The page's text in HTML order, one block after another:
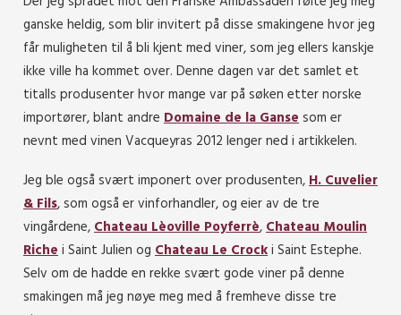
ganske heldig, som blir invitert på disse smakingene hvor jeg
får muligheten til å bli kjent med viner, som jeg ellers kanskje
ikke ville ha kommet over. Denne dagen var det samlet et
titalls produsenter hvor mange var på søken etter norske
importører, blant andre Domaine de la Gansesom er
nevnt med vinen Vacqueyras 2012 lenger ned i artikkelen.
Jeg ble også svært imponert over produsenten,H. Cuvelier
& Fils,som også er vinforhandler, og eier av de tre
vingårdene,Chateau Lèoville Poyferrè,Chateau Moulin
Richei Saint Julien og Chateau Le Crocki Saint Estephe.
Selv om de hadde en rekke svært gode viner på denne
smakingen må jeg nøye meg med å fremheve disse tre